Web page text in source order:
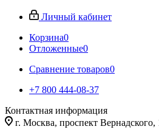
Личный кабинет
Корзина0
Отложенные0
Сравнение товаров0
+7 800 444-08-37
Контактная информация
г. Москва, проспект Вернадского,